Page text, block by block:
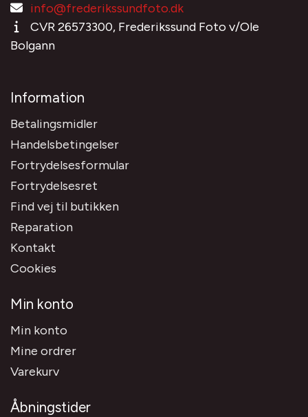
info@frederikssundfoto.dk
CVR 26573300, Frederikssund Foto v/Ole
Bolgann
Information
Betalingsmidler
Handelsbetingelser
Fortrydelsesformular
Fortrydelsesret
Find vej til butikken
Reparation
Kontakt
Cookies
Min konto
Min konto
Mine ordrer
Varekurv
Åbningstider